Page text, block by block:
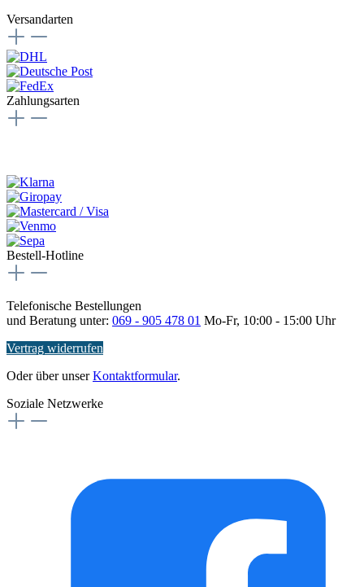
Versandarten
Zahlungsarten
Bestell-Hotline
Telefonische Bestellungen
und Beratung unter: 069 - 905 478 01 Mo-Fr, 10:00 - 15:00 Uhr
Vertrag widerrufen
Oder über unserKontaktformular.
Soziale Netzwerke